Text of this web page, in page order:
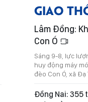
GIAO
Lâm Đồng:
Con Ó
Sáng 9-8, lực
huy động máy
đèo Con Ó, xã Đạ
Đồng Nai: 355